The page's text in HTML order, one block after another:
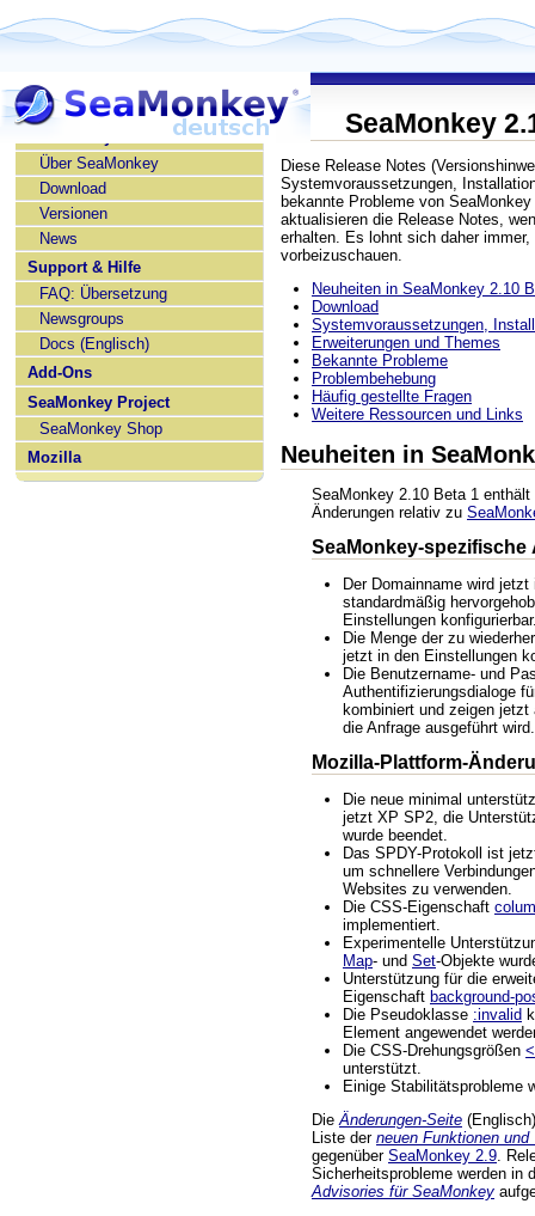
SeaMonkey deutsch
Über SeaMonkey
Download
Versionen
News
Support & Hilfe
FAQ: Übersetzung
Newsgroups
Docs (Englisch)
Add-Ons
SeaMonkey Project
SeaMonkey Shop
Mozilla
SeaMonkey
Diese Release Notes
Systemvoraussetzungen,
bekannte Probleme von
aktualisieren die Release Notes,
erhalten. Es lohnt sich daher
vorbeizuschauen.
Neuheiten in SeaMonkey 2.10
Download
Systemvoraussetzungen,
Erweiterungen und Themes
Bekannte Probleme
Problembehebung
Häufig gestellte Fragen
Weitere Ressourcen und Links
Neuheiten in
SeaMonkey 2.10 Beta 1 enthält
Änderungen relativ zu
SeaMonkey-spezifische
Der Domainname wird
standardmäßig
Einstellungen
Die Menge der zu
jetzt in den Einstellungen
Die Benutzername- und
Authentifizierungsdialoge
kombiniert und zeigen jetzt
die Anfrage ausgeführt wird.
Mozilla-Plattform-
Die neue minimal
jetzt XP SP2, die
wurde beendet.
Das SPDY-Protokoll ist
um schnellere
Websites zu verwenden.
Die CSS-Eigenschaft
implementiert.
Experimentelle
Map- und Set-Objekte
Unterstützung für die
Eigenschaft background-
Die Pseudoklasse :invalid
Element angewendet
Die CSS-Drehungsgrößen
unterstützt.
Einige Stabilitätsprobleme
Die Änderungen-Seite
Liste der neuen Funktionen und
gegenüber SeaMonkey 2.9 .
Sicherheitsprobleme werden in
Advisories für SeaMonkey